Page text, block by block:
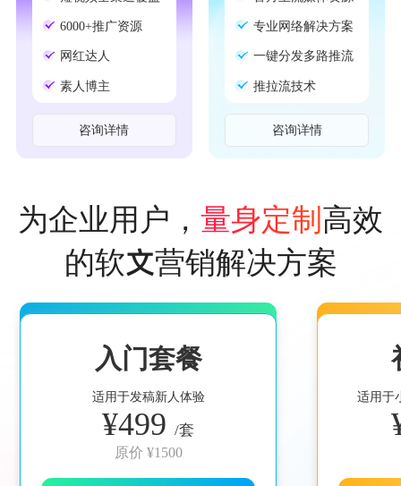
6000+推广资源
网红达人
素人博主
咨询详情
专业网络解决方案
一键分发多路推流
推拉流技术
咨询详情
为企业用户， 量身定制 高效
的软文营销解决方案
入门套餐
适用于发稿新人体验
¥499/套
原价 ¥1500
适用于